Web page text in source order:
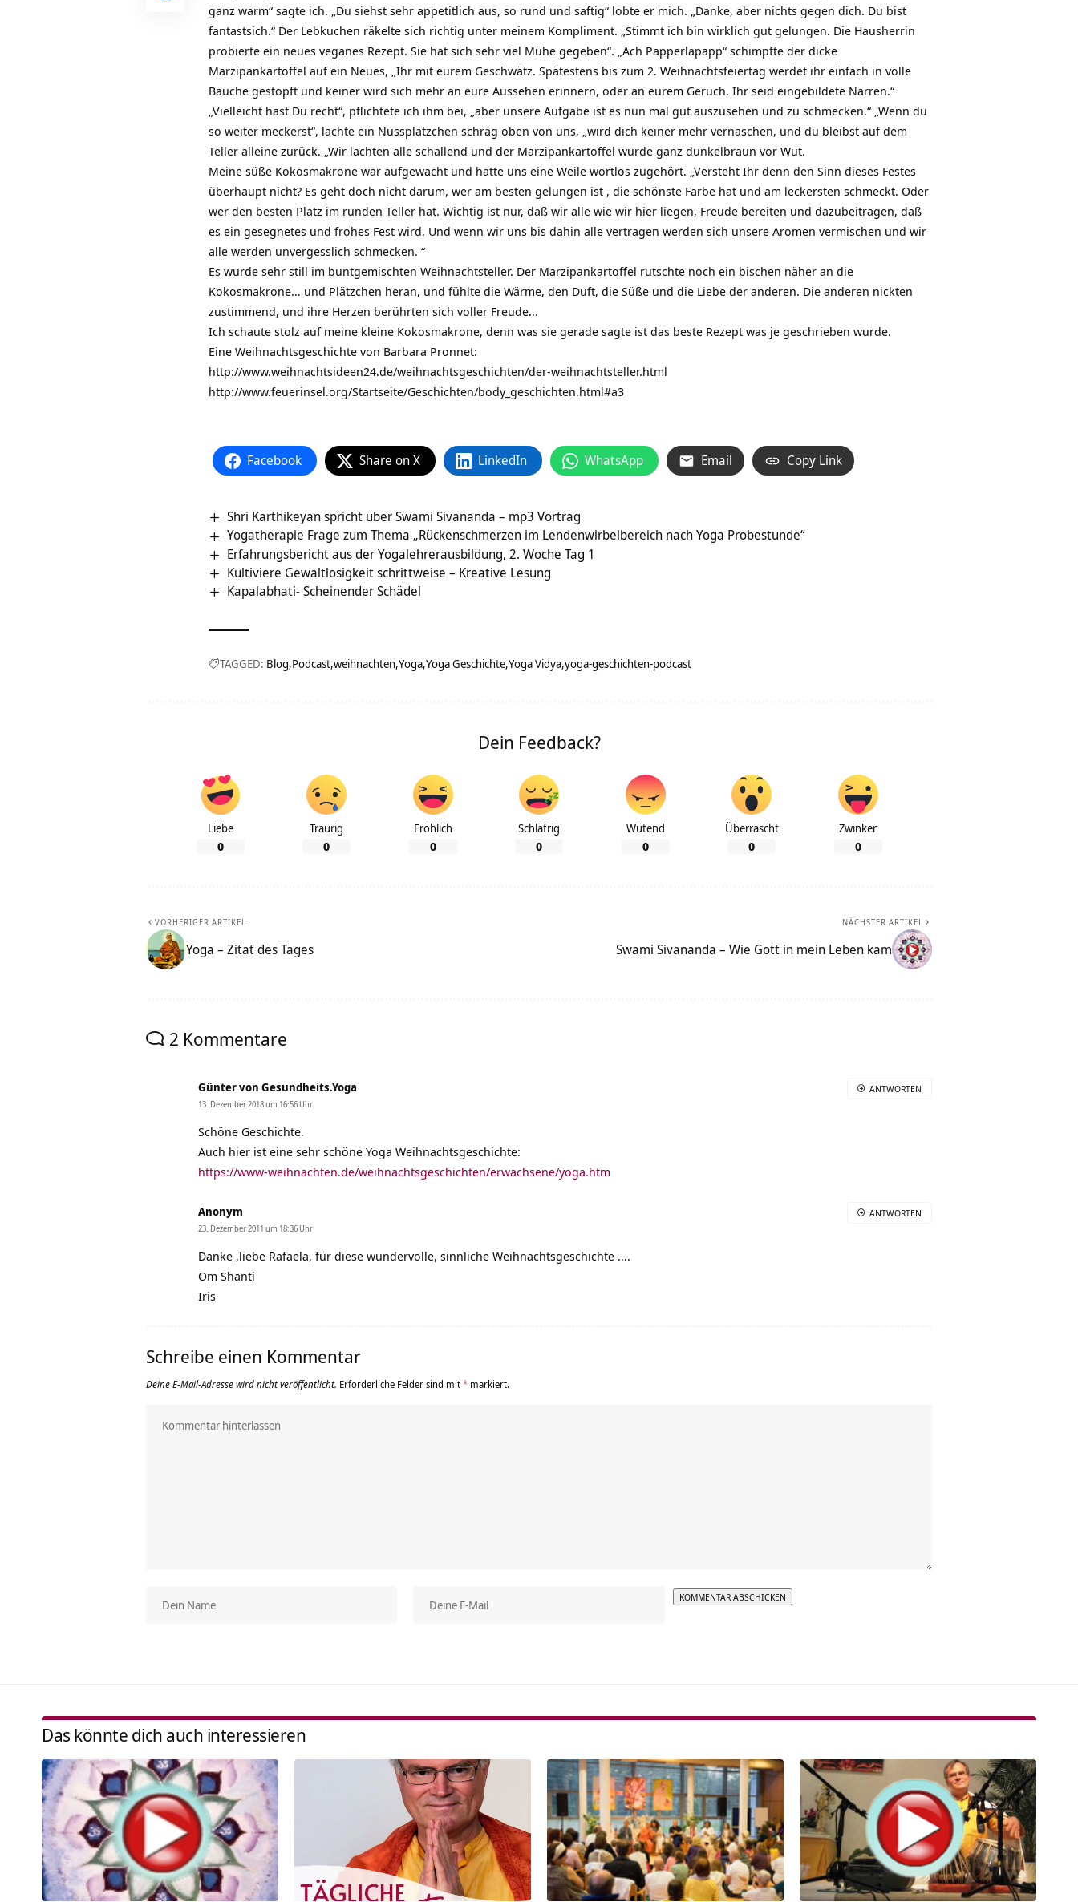
ganz warm“ sagte ich. „Du siehst sehr appetitlich aus, so rund und saftig“ lobte er mich. „Danke, aber nichts gegen dich. Du bist
fantastsich.“ Der Lebkuchen räkelte sich richtig unter meinem Kompliment. „Stimmt ich bin wirklich gut gelungen. Die Hausherrin
probierte ein neues veganes Rezept. Sie hat sich sehr viel Mühe gegeben“. „Ach Papperlapapp“ schimpfte der dicke
Marzipankartoffel auf ein Neues, „Ihr mit eurem Geschwätz. Spätestens bis zum 2. Weihnachtsfeiertag werdet ihr einfach in volle
Bäuche gestopft und keiner wird sich mehr an eure Aussehen erinnern, oder an eurem Geruch. Ihr seid eingebildete Narren.“
„Vielleicht hast Du recht“, pflichtete ich ihm bei, „aber unsere Aufgabe ist es nun mal gut auszusehen und zu schmecken.“ „Wenn du
so weiter meckerst“, lachte ein Nussplätzchen schräg oben von uns, „wird dich keiner mehr vernaschen, und du bleibst auf dem
Teller alleine zurück. „Wir lachten alle schallend und der Marzipankartoffel wurde ganz dunkelbraun vor Wut.
Meine süße Kokosmakrone war aufgewacht und hatte uns eine Weile wortlos zugehört. „Versteht Ihr denn den Sinn dieses Festes
überhaupt nicht? Es geht doch nicht darum, wer am besten gelungen ist , die schönste Farbe hat und am leckersten schmeckt. Oder
wer den besten Platz im runden Teller hat. Wichtig ist nur, daß wir alle wie wir hier liegen, Freude bereiten und dazubeitragen, daß
es ein gesegnetes und frohes Fest wird. Und wenn wir uns bis dahin alle vertragen werden sich unsere Aromen vermischen und wir
alle werden unvergesslich schmecken. “
Es wurde sehr still im buntgemischten Weihnachtsteller. Der Marzipankartoffel rutschte noch ein bischen näher an die
Kokosmakrone… und Plätzchen heran, und fühlte die Wärme, den Duft, die Süße und die Liebe der anderen. Die anderen nickten
zustimmend, und ihre Herzen berührten sich voller Freude…
Ich schaute stolz auf meine kleine Kokosmakrone, denn was sie gerade sagte ist das beste Rezept was je geschrieben wurde.
Eine Weihnachtsgeschichte von Barbara Pronnet:
http://www.weihnachtsideen24.de/weihnachtsgeschichten/der-weihnachtsteller.html
http://www.feuerinsel.org/Startseite/Geschichten/body_geschichten.html#a3
Facebook Share on X LinkedIn WhatsApp Email Copy Link
Shri Karthikeyan spricht über Swami Sivananda – mp3 Vortrag
Yogatherapie Frage zum Thema „Rückenschmerzen im Lendenwirbelbereich nach Yoga Probestunde“
Erfahrungsbericht aus der Yogalehrerausbildung, 2. Woche Tag 1
Kultiviere Gewaltlosigkeit schrittweise – Kreative Lesung
Kapalabhati- Scheinender Schädel
TAGGED: Blog Podcast weihnachten Yoga Yoga Geschichte Yoga Vidya yoga-geschichten-podcast
Dein Feedback?
Liebe
0
Traurig
0
Fröhlich
0
Schläfrig
0
Wütend
0
Überrascht
0
Zwinker
0
VORHERIGER ARTIKEL
Yoga – Zitat des Tages
NÄCHSTER ARTIKEL
Swami Sivananda – Wie Gott in mein Leben kam
2 Kommentare
Günter von Gesundheits.Yoga
13. Dezember 2018 um 16:56 Uhr
Schöne Geschichte.
Auch hier ist eine sehr schöne Yoga Weihnachtsgeschichte:
https://www-weihnachten.de/weihnachtsgeschichten/erwachsene/yoga.htm
ANTWORTEN
Anonym
23. Dezember 2011 um 18:36 Uhr
Danke ,liebe Rafaela, für diese wundervolle, sinnliche Weihnachtsgeschichte ….
Om Shanti
Iris
ANTWORTEN
Schreibe einen Kommentar
Deine E-Mail-Adresse wird nicht veröffentlicht. Erforderliche Felder sind mit* markiert.
Das könnte dich auch interessieren